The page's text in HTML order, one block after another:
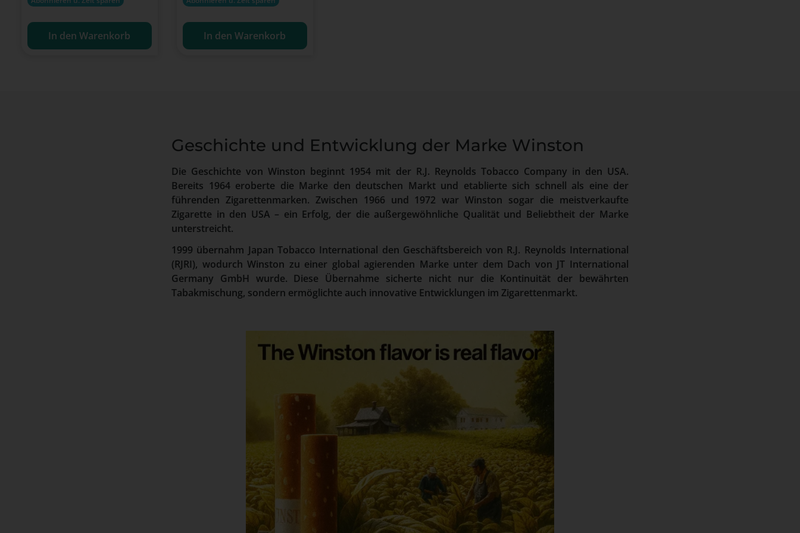
In den Warenkorb In den Warenkorb
Geschichte und Entwicklung der Marke Winston
Die Geschichte von Winston beginnt 1954 mit der R.J. Reynolds Tobacco Company in den USA.
Bereits 1964 eroberte die Marke den deutschen Markt und etablierte sich schnell als eine der
führenden Zigarettenmarken. Zwischen 1966 und 1972 war Winston sogar die meistverkaufte
Zigarette in den USA – ein Erfolg, der die außergewöhnliche Qualität und Beliebtheit der Marke
unterstreicht.
1999 übernahm Japan Tobacco International den Geschäftsbereich von R.J. Reynolds International
(RJRI), wodurch Winston zu einer global agierenden Marke unter dem Dach von JT International
Germany GmbH wurde. Diese Übernahme sicherte nicht nur die Kontinuität der bewährten
Tabakmischung, sondern ermöglichte auch innovative Entwicklungen im Zigarettenmarkt.